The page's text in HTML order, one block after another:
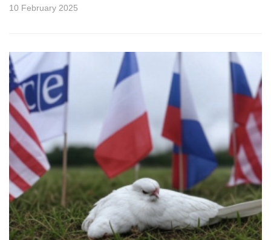
10 February 2025